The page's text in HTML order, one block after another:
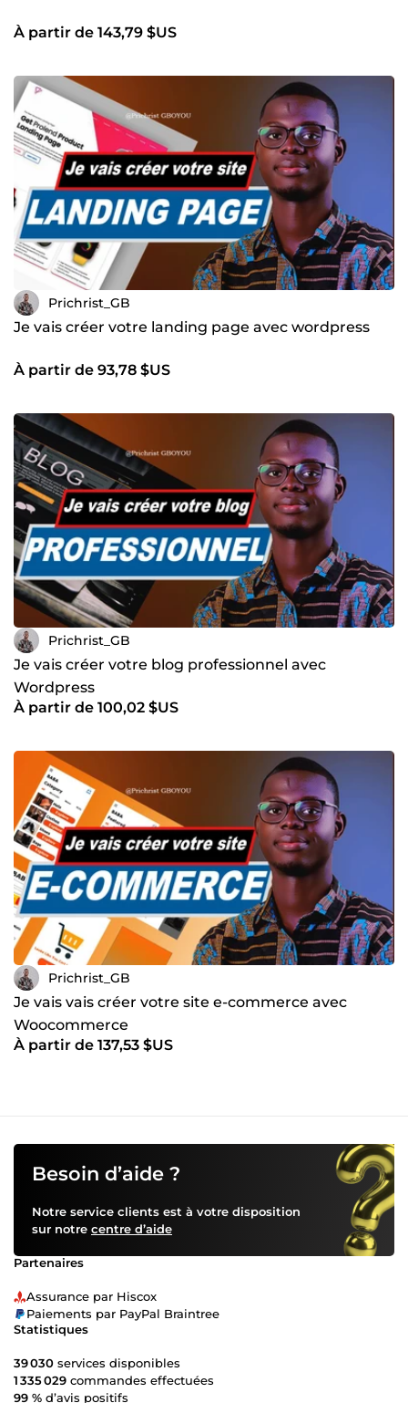
À partir de 143,79 $US
Prichrist_GB
Je vais créer votre landing page avec wordpress
À partir de 93,78 $US
Prichrist_GB
Je vais créer votre blog professionnel avec
Wordpress
À partir de 100,02 $US
Prichrist_GB
Je vais vais créer votre site e-commerce avec
Woocommerce
À partir de 137,53 $US
Besoin d’aide ?
Notre service clients est à votre disposition
sur notre centre d’aide
Partenaires
Assurance par Hiscox
Paiements par PayPal Braintree
Statistiques
39 030 services disponibles
1 335 029 commandes effectuées
99 % d’avis positifs